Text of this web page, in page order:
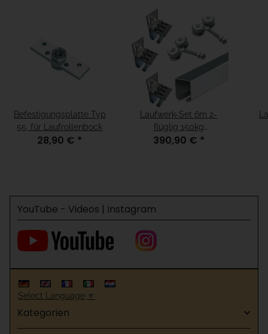
Befestigungsplatte Typ
55, für Laufrollenbock
28,90 € *
Laufwerk-Set 6m 2-
flüglig 150kg
Wandbefestigung
390,90 € *
YouTube - Videos | Instagram
Select Language ▼
Kategorien